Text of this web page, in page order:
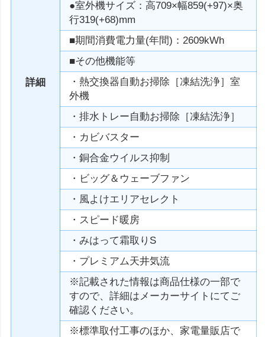
詳細
●室外機サイズ：高709×幅859(+97)×奥
行319(+68)mm
■期間消費電力量(年間)：2609kWh
■その他機能等
・熱交換器自動お掃除［凍結洗浄］室
外機
・排水トレー自動お掃除［凍結洗浄］
・カビバスター
・銅合金ウイルス抑制
・ビッグ＆ウェーブファン
・風よけエリアセレクト
・スピード暖房
・みはって霜取りS
・プレミアム天井気流
※記載された情報は商品仕様の一部で
すので、詳細はメーカーサイトにてご
確認ください。
※標準取付工事のほか、家電量販店で